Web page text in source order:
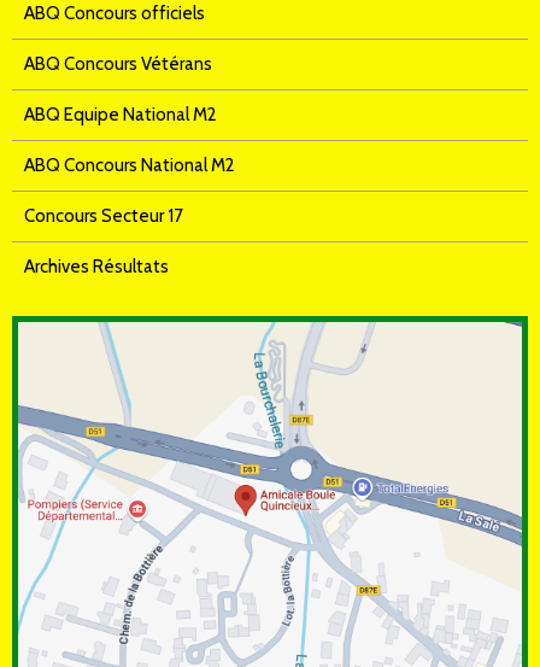
ABQ Concours officiels
ABQ Concours Vétérans
ABQ Equipe National M2
ABQ Concours National M2
Concours Secteur 17
Archives Résultats